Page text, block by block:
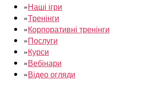
»Наші ігри
»Тренінги
»Корпоративні тренінги
»Послуги
»Курси
»Вебінари
»Відео огляди